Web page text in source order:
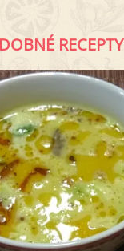
RECEPTY